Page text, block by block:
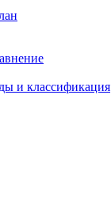
и классификация